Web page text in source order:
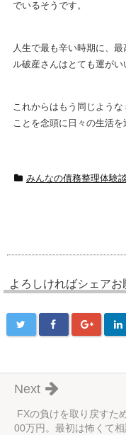
でいるそうです。
人生で最も辛い時期に、
ル破産さんはとても運がい
これからはもう同じよう
ことを念頭に日々の生活を
みんなの債務整理体験談
よろしければシェアお
FXの負けを取り戻すた
00万円。最初は怖くて
Next